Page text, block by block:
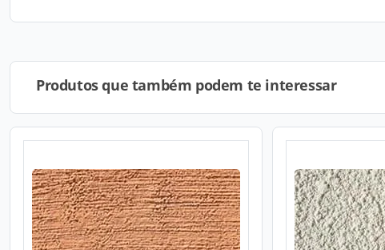
Produtos que também podem te interessar